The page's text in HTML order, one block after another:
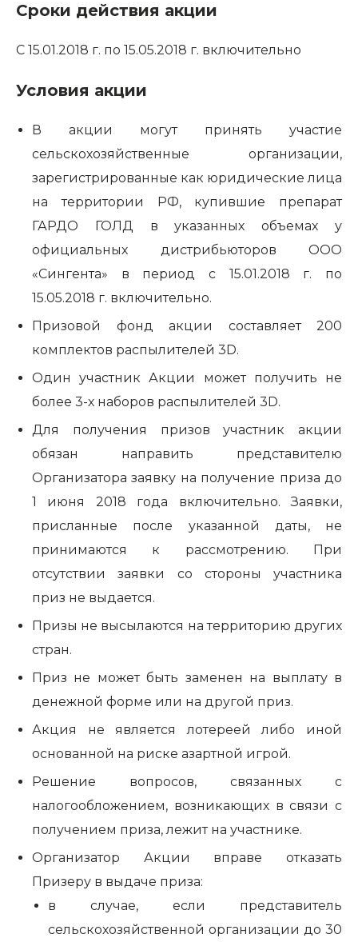
Сроки действия акции
С 15.01.2018 г. по 15.05.2018 г. включительно
Условия акции
В акции могут принять участие
сельскохозяйственные организации,
зарегистрированные как юридические лица
на территории РФ, купившие препарат
ГАРДО ГОЛД в указанных объемах у
официальных дистрибьюторов ООО
«Сингента» в период с 15.01.2018 г. по
15.05.2018 г. включительно.
Призовой фонд акции составляет 200
комплектов распылителей 3D.
Один участник Акции может получить не
более 3-х наборов распылителей 3D.
Для получения призов участник акции
обязан направить представителю
Организатора заявку на получение приза до
1 июня 2018 года включительно. Заявки,
присланные после указанной даты, не
принимаются к рассмотрению. При
отсутствии заявки со стороны участника
приз не выдается.
Призы не высылаются на территорию других
стран.
Приз не может быть заменен на выплату в
денежной форме или на другой приз.
Акция не является лотереей либо иной
основанной на риске азартной игрой.
Решение вопросов, связанных с
налогообложением, возникающих в связи с
получением приза, лежит на участнике.
Организатор Акции вправе отказать
Призеру в выдаче приза:
в случае, если представитель
сельскохозяйственной организации до 30